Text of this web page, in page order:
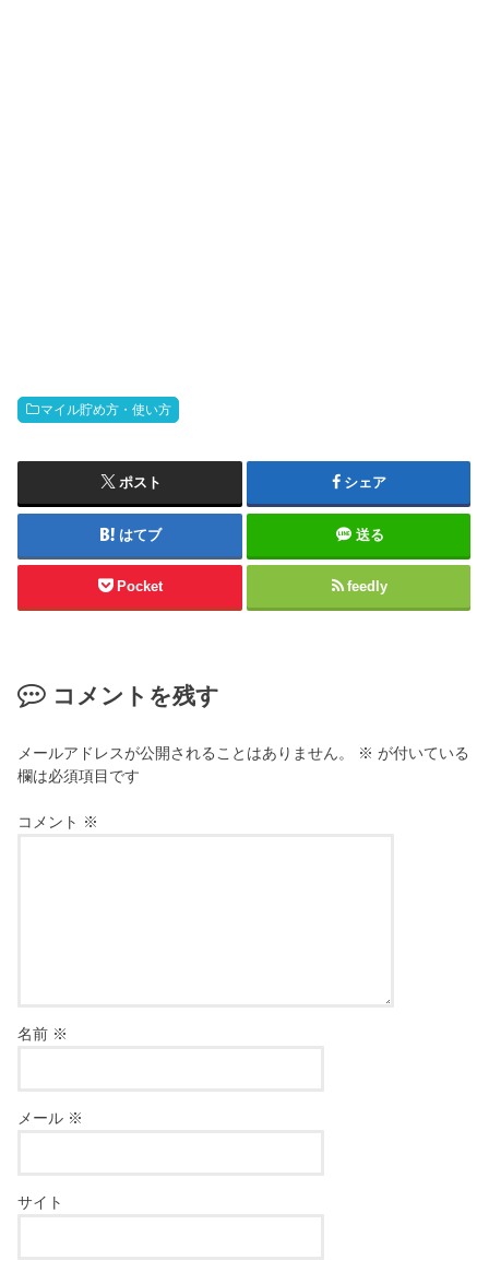
マイル貯め方・使い方
ポスト シェア
はてブ 送る
Pocket feedly
コメントを残す
メールアドレスが公開されることはありません。 ※ が付いている
欄は必須項目です
コメント ※
名前 ※
メール ※
サイト